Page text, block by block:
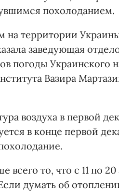
похолоданием.
территории Украины
заведующая
погоды Украинского
Вазира
воздуха в первой
в конце первой
всего то, что с 11 по
думать об